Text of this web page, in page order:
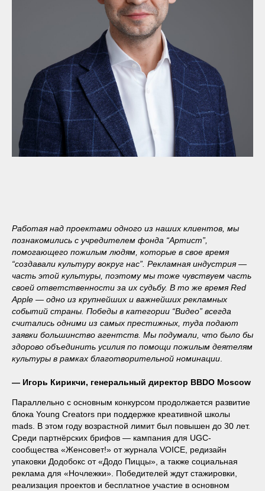
Работая над проектами одного из наших клиентов, мы
познакомились с учредителем фонда “Артист”,
помогающего пожилым людям, которые в свое время
“создавали культуру вокруг нас”. Рекламная индустрия —
часть этой культуры, поэтому мы тоже чувствуем часть
своей ответственности за их судьбу. В то же время Red
Apple — одно из крупнейших и важнейших рекламных
событий страны. Победы в категории “Видео” всегда
считались одними из самых престижных, туда подают
заявки большинство агентств. Мы подумали, что было бы
здорово объединить усилия по помощи пожилым деятелям
культуры в рамках благотворительной номинации.
— Игорь Кирикчи, генеральный директор BBDO Moscow
Параллельно с основным конкурсом продолжается развитие
блока Young Creators при поддержке креативной школы
mads. В этом году возрастной лимит был повышен до 30 лет.
Среди партнёрских брифов — кампания для UGC-
сообщества «Женсовет!» от журнала VOICE, редизайн
упаковки Додобокс от «Додо Пиццы», а также социальная
реклама для «Ночлежки». Победителей ждут стажировки,
реализация проектов и бесплатное участие в основном